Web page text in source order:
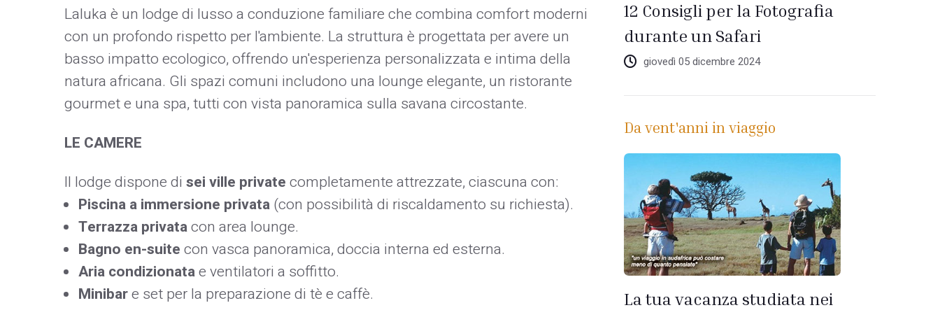
Laluka è un lodge di lusso a conduzione familiare che combina comfort moderni
con un profondo rispetto per l'ambiente. La struttura è progettata per avere un
basso impatto ecologico, offrendo un'esperienza personalizzata e intima della
natura africana. Gli spazi comuni includono una lounge elegante, un ristorante
gourmet e una spa, tutti con vista panoramica sulla savana circostante. ​
LE CAMERE
Il lodge dispone di sei ville privatecompletamente attrezzate, ciascuna con:​
Piscina a immersione privata(con possibilità di riscaldamento su richiesta).​
Terrazza privatacon area lounge.​
Bagno en-suitecon vasca panoramica, doccia interna ed esterna.​
Aria condizionatae ventilatori a soffitto.​
Minibare set per la preparazione di tè e caffè.​
12 Consigli per la Fotografia
durante un Safari
giovedì 05 dicembre 2024
Da vent'anni in viaggio
La tua vacanza studiata nei